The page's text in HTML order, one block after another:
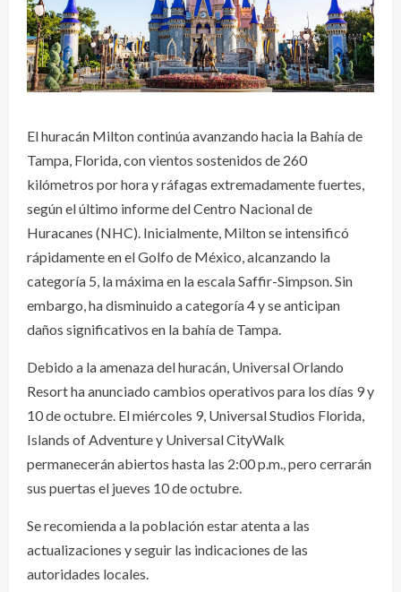
El huracán Milton continúa avanzando hacia la Bahía de
Tampa, Florida, con vientos sostenidos de 260
kilómetros por hora y ráfagas extremadamente fuertes,
según el último informe del Centro Nacional de
Huracanes (NHC). Inicialmente, Milton se intensificó
rápidamente en el Golfo de México, alcanzando la
categoría 5, la máxima en la escala Saffir-Simpson. Sin
embargo, ha disminuido a categoría 4 y se anticipan
daños significativos en la bahía de Tampa.
Debido a la amenaza del huracán, Universal Orlando
Resort ha anunciado cambios operativos para los días 9 y
10 de octubre. El miércoles 9, Universal Studios Florida,
Islands of Adventure y Universal CityWalk
permanecerán abiertos hasta las 2:00 p.m., pero cerrarán
sus puertas el jueves 10 de octubre.
Se recomienda a la población estar atenta a las
actualizaciones y seguir las indicaciones de las
autoridades locales.